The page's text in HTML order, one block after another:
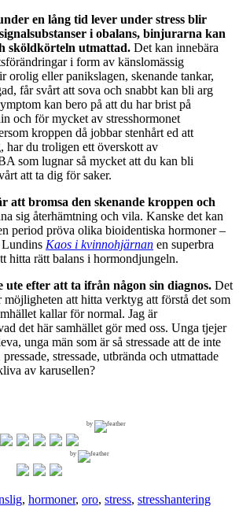
en lång tid lever under stress blir
i obalans, binjurarna kan
sköldkörteln utmattad. Det kan innebära
i form av känslomässig
orolig eller panikslagen, skenande tankar,
får svårt att sova och snabbt kan bli arg
kan bero på att du har brist på
och för mycket av stresshormonet
kroppen då jobbar stenhårt ed att
har du troligen ett överskott av
som lugnar så mycket att du kan bli
att ta dig för saker.
att bromsa den skenande kroppen och
sig återhämtning och vila. Kanske det kan
period pröva olika bioidentiska hormoner –
Kaos i kvinnohjärnan en superbra
hitta rätt balans i hormondjungeln.
efter att ta ifrån någon sin diagnos. Det
möjligheten att hitta verktyg att förstå det som
kallar för normal. Jag är
det här samhället gör med oss. Unga tjejer
unga män som är så stressade att de inte
stressade, utbrända och utmattade
av karusellen?
by
by
, hormoner, oro, stress, stresshantering